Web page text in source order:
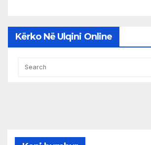
Kërko Në Ulqini Online